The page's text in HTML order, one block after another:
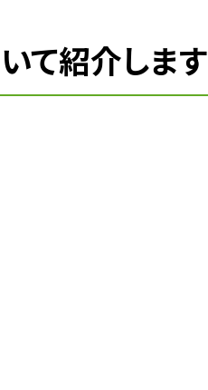
て紹介します